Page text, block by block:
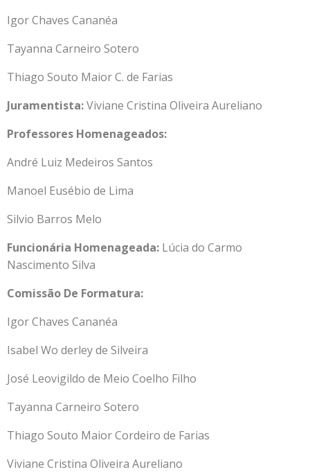
Igor Chaves Cananéa
Tayanna Carneiro Sotero
Thiago Souto Maior C. de Farias
Juramentista:Viviane Cristina Oliveira Aureliano
Professores Homenageados:
André Luiz Medeiros Santos
Manoel Eusébio de Lima
Silvio Barros Melo
Funcionária Homenageada: Lúcia do Carmo
Nascimento Silva
Comissão De Formatura:
Igor Chaves Cananéa
Isabel Wo derley de Silveira
José Leovigildo de Meio Coelho Filho
Tayanna Carneiro Sotero
Thiago Souto Maior Cordeiro de Farias
Viviane Cristina Oliveira Aureliano